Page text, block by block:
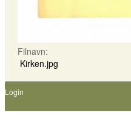
Filnavn:
Kirken.jpg
Login